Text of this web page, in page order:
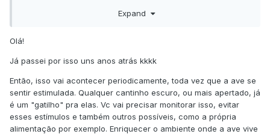
mas ela estava constantemente procurando outros pra
não gerar ansiedade, cansaço, etc, mas ela não parava de
acabei improvisando um ninho pra ela (uma caixinha). Ela
vejo que ela não ta muito preocupada em chocar. Eu devo
tirar esse ovo? Ou deixo ele lá para estimular que ela bote
outros logo? Hoje ela quase não foi no ninho!! Está
querendo mais ficar no meu ombro
Expand
Olá!
Já passei por isso uns anos atrás kkkk
Então, isso vai acontecer periodicamente, toda vez que a ave se
sentir estimulada. Qualquer cantinho escuro, ou mais apertado, já
é um "gatilho" pra elas. Vc vai precisar monitorar isso, evitar
esses estímulos e também outros possíveis, como a própria
alimentação por exemplo. Enriquecer o ambiente onde a ave vive